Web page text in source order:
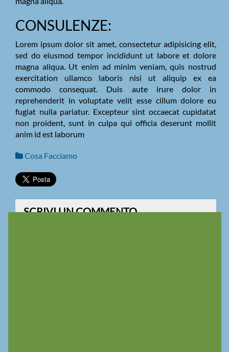
CONSULENZE:
Lorem ipsum dolor sit amet, consectetur adipisicing elit,
sed do eiusmod tempor incididunt ut labore et dolore
magna aliqua. Ut enim ad minim veniam, quis nostrud
exercitation ullamco laboris nisi ut aliquip ex ea
commodo consequat. Duis aute irure dolor in
reprehenderit in voluptate velit esse cillum dolore eu
fugiat nulla pariatur. Excepteur sint occaecat cupidatat
non proident, sunt in culpa qui officia deserunt mollit
anim id est laborum
Cosa Facciamo
SCRIVI UN COMMENTO